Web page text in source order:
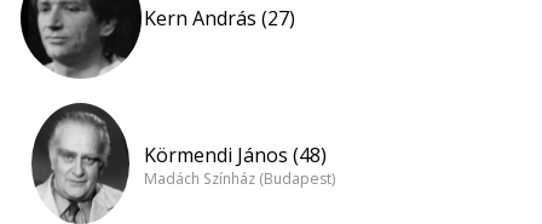
Kern András (27)
Körmendi János (48)
Madách Színház (Budapest)